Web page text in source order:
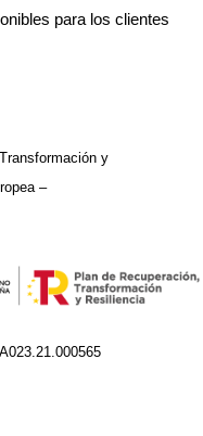
para los clientes
y
–